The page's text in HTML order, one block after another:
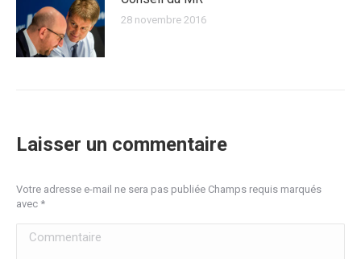
28 novembre 2016
Laisser un commentaire
Votre adresse e-mail ne sera pas publiée Champs requis marqués
avec *
Commentaire